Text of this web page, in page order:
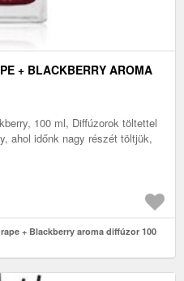
+ BLACKBERRY AROMA
100 ml, Diffúzorok töltettel
ahol időnk nagy részét töltjük,
+ Blackberry aroma diffúzor 100